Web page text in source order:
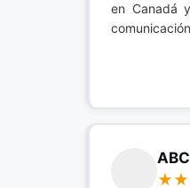
en Canadá